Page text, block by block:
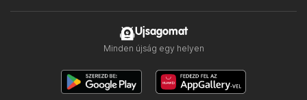
Ujsagomat
Minden újság egy helyen